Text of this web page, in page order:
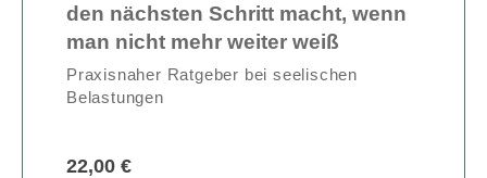
den nächsten Schritt macht, wenn
man nicht mehr weiter weiß
Praxisnaher Ratgeber bei seelischen
Belastungen
22,00 €